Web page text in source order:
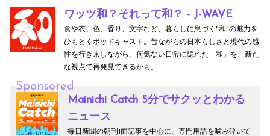
ワッツ和？それって和？ - J-WAVE
食や衣、色、香り、文字など、暮らしに息づく"和"の魅力を
ひもとくポッドキャスト。昔ながらの日本らしさと現代の感
性を行き来しながら、何気ない日常に隠れた「和」を、新た
な視点で再発見できるかも。
Sponsored
Mainichi Catch 5分でサクッとわかる
ニュース
毎日新聞の朝刊1面記事を中心に、専門用語を噛み砕いて